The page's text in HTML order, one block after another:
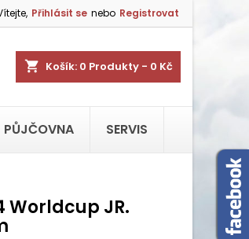
Přihlásit se nebo Registrovat
shopping_cart Košík: 0 Produkty - 0 Kč
PŮJČOVNA SERVIS
Worldcup JR.